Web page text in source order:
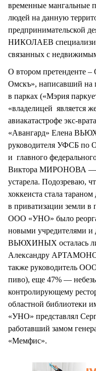
временные мангальные
людей на данную
предпринимательской
НИКОЛАЕВ
связанных с
О втором претенденте
Омскъ», написавший на
в парках («Мэрия
«владелицей является
авиакатастрофе экс-
«Авангард» Елена
руководителя УФСБ по
и главного
Виктора МИРОНОВА —
устарела. Подозреваю,
хоккеиста стала
в приватизации земли в
ООО «УНО» было
новыми учредителями
ВЬЮХИНЫХ осталась
Александру
также руководитель
пиво), еще 47% —
контролирующему
областной библиотеки
«УНО» представлял
работавший замом
«Мемфис».